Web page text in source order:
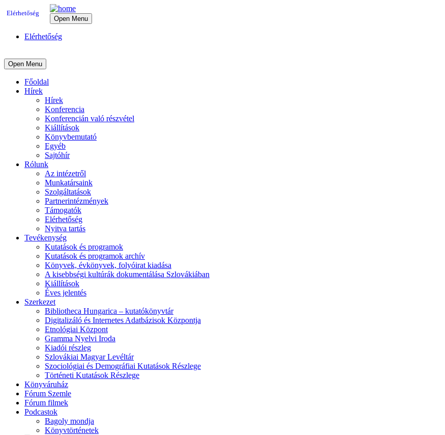
Elérhetőség
Open Menu
Elérhetőség
Open Menu
Főoldal
Hírek
Hírek
Konferencia
Konferencián való részvétel
Kiállítások
Könyvbemutató
Egyéb
Sajtóhír
Rólunk
Az intézetről
Munkatársaink
Szolgáltatások
Partnerintézmények
Támogatók
Elérhetőség
Nyitva tartás
Tevékenység
Kutatások és programok
Kutatások és programok archív
Könyvek, évkönyvek, folyóirat kiadása
A kisebbségi kultúrák dokumentálása Szlovákiában
Kiállítások
Éves jelentés
Szerkezet
Bibliotheca Hungarica – kutatókönyvtár
Digitalizáló és Internetes Adatbázisok Központja
Etnológiai Központ
Gramma Nyelvi Iroda
Kiadói részleg
Szlovákiai Magyar Levéltár
Szociológiai és Demográfiai Kutatások Részlege
Történeti Kutatások Részlege
Könyváruház
Fórum Szemle
Fórum filmek
Podcastok
Bagoly mondja
Könyvtörténetek